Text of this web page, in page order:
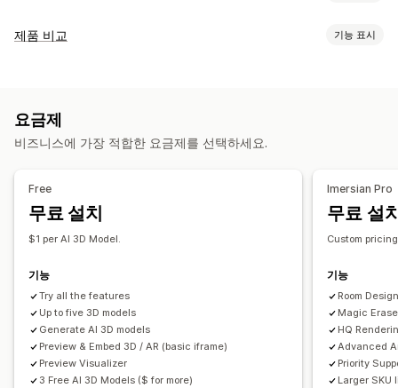
시각화
맞춤 설정
색상
모바일 반응형
제품 비교 기능 표시
필터링 및 정렬
요금제
비즈니스에 가장 적합한 요금제를 선택하세요.
Free
무료 설치
$1 per AI 3D Model.
기능
Try all the features
Up to five 3D models
Generate AI 3D models
Preview & Embed 3D / AR (basic iframe)
Preview Visualizer
3 Free AI 3D Models ($ for more)
Imersian Pro
무료 설
Custom pricing
기능
Room
Magic
HQ
Advanced
Priority
Larger SKU